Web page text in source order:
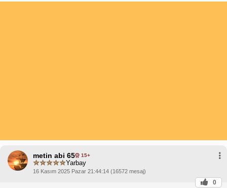
metin abi 65 15+
Yarbay
16 Kasım 2025 Pazar 21:44:14 (16572 mesaj)
0